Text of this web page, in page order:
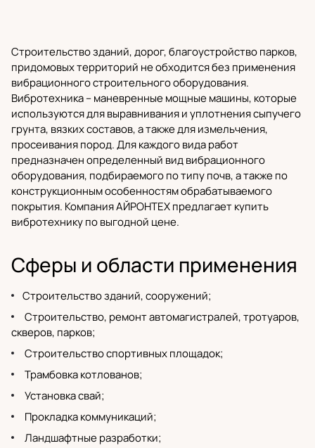
Строительство зданий, дорог, благоустройство парков,
придомовых территорий не обходится без применения
вибрационногостроительного оборудования.
Вибротехника – маневренные мощные машины, которые
используются для выравнивания и уплотнения сыпучего
грунта, вязких составов, а также для измельчения,
просеивания пород. Для каждого вида работ
предназначен определенный вид вибрационного
оборудования, подбираемого по типу почв, а также по
конструкционным особенностям обрабатываемого
покрытия. Компания АЙРОНТЕХпредлагает купить
вибротехнику по выгодной цене.
Сферы и области применения
Строительство зданий, сооружений;
Строительство, ремонт автомагистралей, тротуаров,
скверов, парков;
Строительство спортивных площадок;
Трамбовка котлованов;
Установка свай;
Прокладка коммуникаций;
Ландшафтные разработки;